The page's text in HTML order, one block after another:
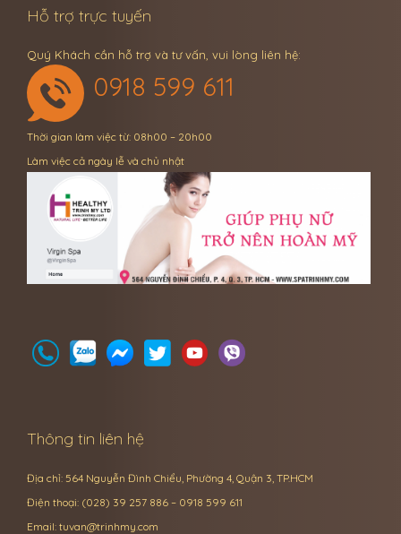
Hỗ trợ trực tuyến
Quý Khách cần hỗ trợ và tư vấn, vui lòng liên hệ:
0918 599 611
Thời gian làm việc từ: 08h00 – 20h00
Làm việc cả ngày lễ và chủ nhật
Thông tin liên hệ
Địa chỉ: 564 Nguyễn Đình Chiểu, Phường 4, Quận 3, TP.HCM
Điện thoại: (028) 39 257 886 – 0918 599 611
Email: tuvan@trinhmy.com